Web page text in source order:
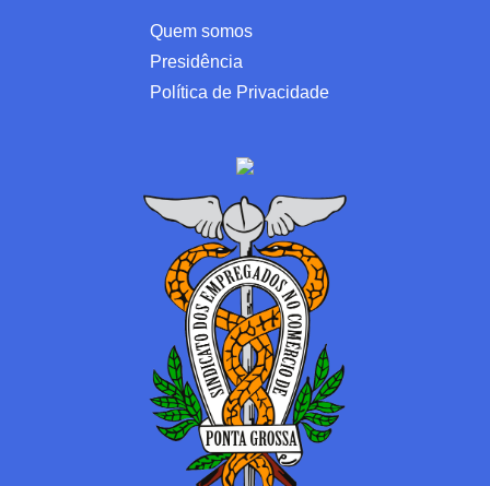
Quem somos
Presidência
Política de Privacidade